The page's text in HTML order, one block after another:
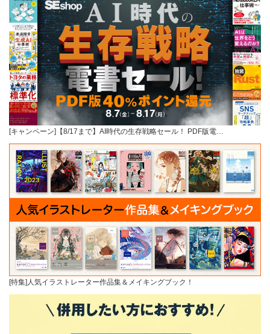
[キャンペーン]【8/17まで】AI時代の生存戦略セール！ PDF版電…
[特集]人気イラストレーター作品集＆メイキングブック！